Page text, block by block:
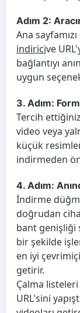
Adım 2:
Ana
indiricive
bağlantıyı
uygun
3. Adım:
Tercih
video veya
küçük
indirmeden
4. Adım:
İndirme
doğrudan
bant genişliği
bir şekilde
en iyi
getirir.
Çalma
URL'sini